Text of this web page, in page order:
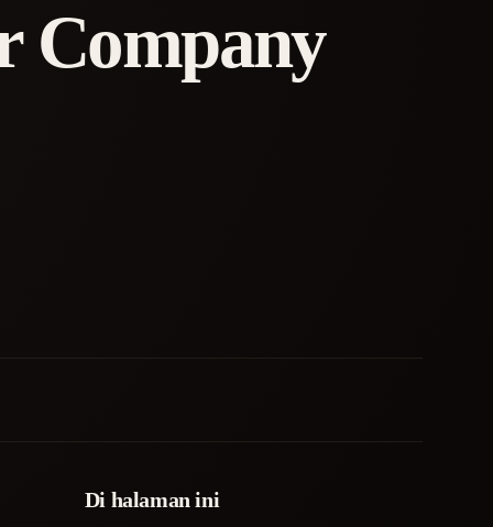
Company
Di halaman ini